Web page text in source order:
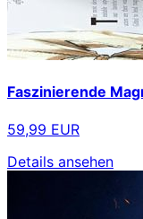
Faszinierende
59,99 EUR
Details ansehen